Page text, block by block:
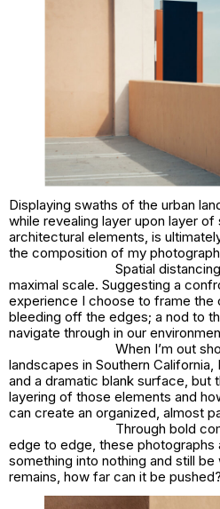
Displaying swaths of the urban
while revealing layer upon layer of
architectural elements, is
the composition of my
Spatial
maximal scale. Suggesting a
experience I choose to frame the
bleeding off the edges; a nod to
navigate through in our
When I’m out
landscapes in Southern
and a dramatic blank surface, but
layering of those elements and
can create an organized, almost
Through bold
edge to edge, these photographs
something into nothing and still
remains, how far can it be pushed?